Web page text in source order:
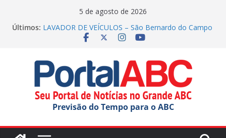
5 de agosto de 2026
Últimos: LAVADOR DE VEÍCULOS – São Bernardo do Campo
(inscrições até 13/08/2026)
Festival do Chocolate terá shows infantis aos
domingos
Incêndio em indústria química mobiliza apoio do
estado
SERRALHEIRO – Santo André (inscrições até
Previsão do Tempo para o ABC